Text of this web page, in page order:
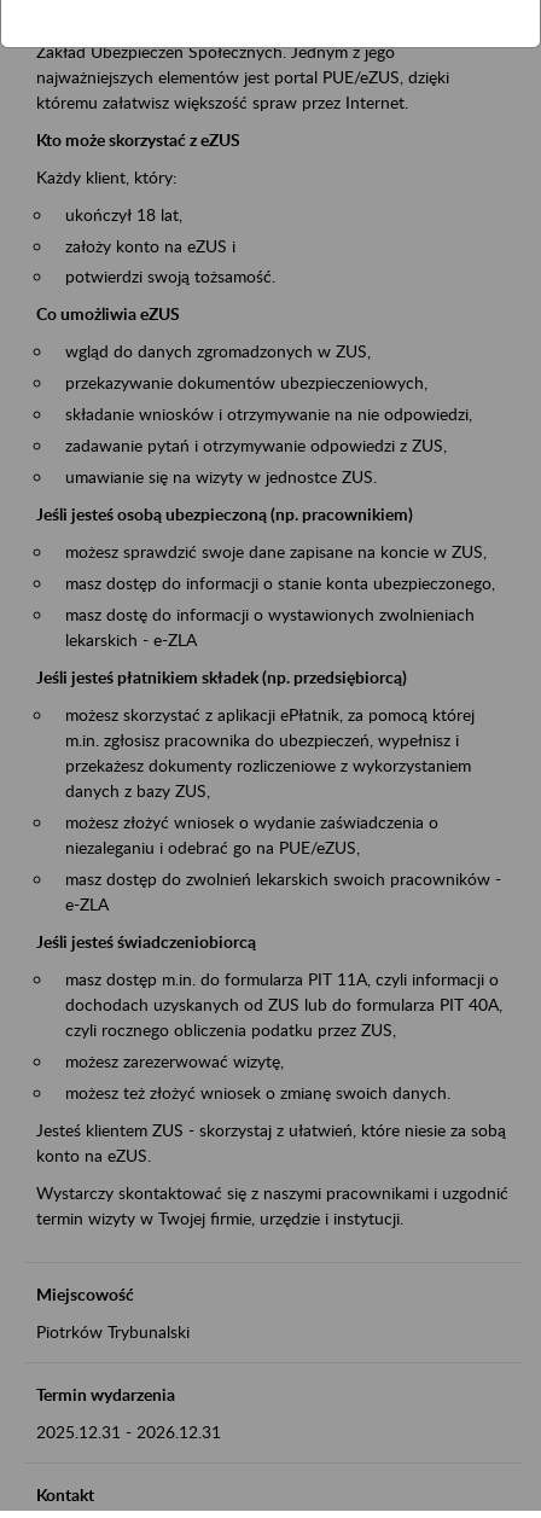
Zakład Ubezpieczeń Społecznych. Jednym z jego
najważniejszych elementów jest portal PUE/eZUS, dzięki
któremu załatwisz większość spraw przez Internet.
Kto może skorzystać z eZUS
Każdy klient, który:
ukończył 18 lat,
założy konto na eZUS i
potwierdzi swoją tożsamość.
Co umożliwia eZUS
wgląd do danych zgromadzonych w ZUS,
przekazywanie dokumentów ubezpieczeniowych,
składanie wniosków i otrzymywanie na nie odpowiedzi,
zadawanie pytań i otrzymywanie odpowiedzi z ZUS,
umawianie się na wizyty w jednostce ZUS.
Jeśli jesteś osobą ubezpieczoną (np. pracownikiem)
możesz sprawdzić swoje dane zapisane na koncie w ZUS,
masz dostęp do informacji o stanie konta ubezpieczonego,
masz dostę do informacji o wystawionych zwolnieniach
lekarskich - e-ZLA
Jeśli jesteś płatnikiem składek (np. przedsiębiorcą)
możesz skorzystać z aplikacji ePłatnik, za pomocą której
m.in. zgłosisz pracownika do ubezpieczeń, wypełnisz i
przekażesz dokumenty rozliczeniowe z wykorzystaniem
danych z bazy ZUS,
możesz złożyć wniosek o wydanie zaświadczenia o
niezaleganiu i odebrać go na PUE/eZUS,
masz dostęp do zwolnień lekarskich swoich pracowników -
e-ZLA
Jeśli jesteś świadczeniobiorcą
masz dostęp m.in. do formularza PIT 11A, czyli informacji o
dochodach uzyskanych od ZUS lub do formularza PIT 40A,
czyli rocznego obliczenia podatku przez ZUS,
możesz zarezerwować wizytę,
możesz też złożyć wniosek o zmianę swoich danych.
Jesteś klientem ZUS - skorzystaj z ułatwień, które niesie za sobą
konto na eZUS.
Wystarczy skontaktować się z naszymi pracownikami i uzgodnić
termin wizyty w Twojej firmie, urzędzie i instytucji.
Miejscowość
Piotrków Trybunalski
Termin wydarzenia
2025.12.31 - 2026.12.31
Kontakt